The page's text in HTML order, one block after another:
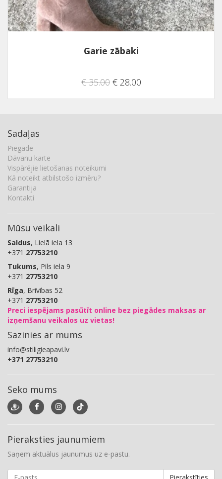
Garie zābaki
€ 35.00€ 28.00
Sadaļas
Piegāde
Dāvanu karte
Vispārējie lietošanas noteikumi
Kā noteikt atbilstošo izmēru?
Garantija
Kontakti
Mūsu veikali
Saldus, Lielā iela 13
+371 27753210
Tukums, Pils iela 9
+371 27753210
Rīga, Brīvības 52
+371 27753210
Preci iespējams pasūtīt online bez piegādes maksas ar
izņemšanu veikalos uz vietas!
Sazinies ar mums
info@stiligieapavi.lv
+371 27753210
Seko mums
Pieraksties jaunumiem
Saņem aktuālus jaunumus uz e-pastu.
Pierakstīties